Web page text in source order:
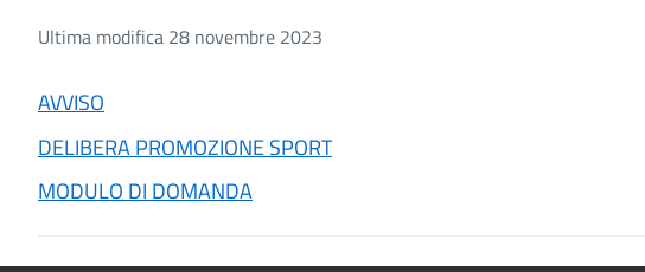
Ultima modifica 28 novembre 2023
AVVISO
DELIBERA PROMOZIONE SPORT
MODULO DI DOMANDA